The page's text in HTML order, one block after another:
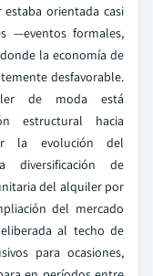
orientada casi
—eventos formales,
la economía de
desfavorable.
de moda está
estructural hacia
la evolución del
diversificación de
del alquiler por
del mercado
al techo de
para ocasiones,